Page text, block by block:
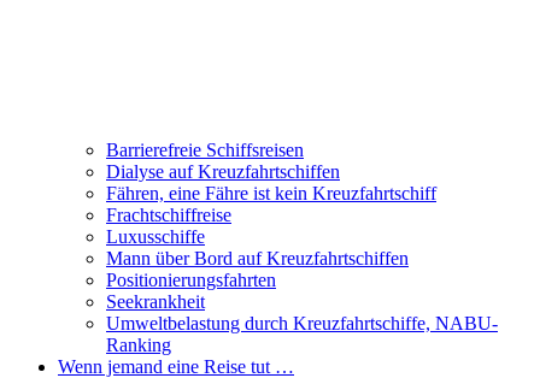
Barrierefreie Schiffsreisen
Dialyse auf Kreuzfahrtschiffen
Fähren, eine Fähre ist kein Kreuzfahrtschiff
Frachtschiffreise
Luxusschiffe
Mann über Bord auf Kreuzfahrtschiffen
Positionierungsfahrten
Seekrankheit
Umweltbelastung durch Kreuzfahrtschiffe, NABU-
Ranking
Wenn jemand eine Reise tut …